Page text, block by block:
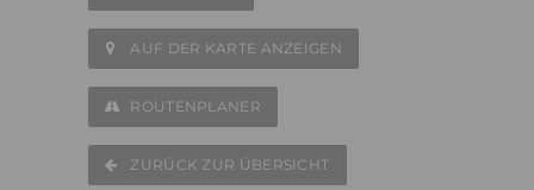
AUF DER KARTE ANZEIGEN
ROUTENPLANER
ZURÜCK ZUR ÜBERSICHT